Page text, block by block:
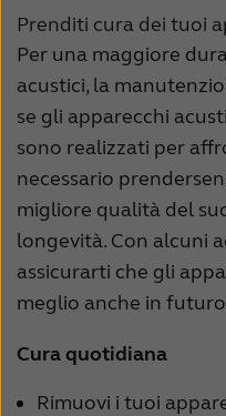
Prenditi cura dei tuoi
Per una maggiore
acustici, la
se gli apparecchi
sono realizzati per
necessario
migliore qualità del
longevità. Con alcuni
assicurarti che gli
meglio anche in
Cura quotidiana
Rimuovi i tuoi